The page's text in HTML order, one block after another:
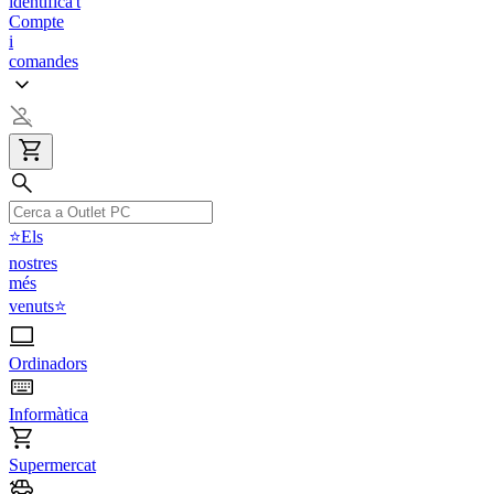
Compte
i
comandes
⭐Els
nostres
més
venuts⭐
Ordinadors
Informàtica
Supermercat